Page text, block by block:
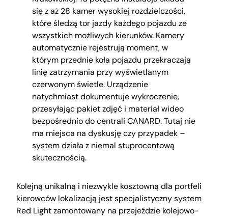
się z aż 28 kamer wysokiej rozdzielczości,
które śledzą tor jazdy każdego pojazdu ze
wszystkich możliwych kierunków. Kamery
automatycznie rejestrują moment, w
którym przednie koła pojazdu przekraczają
linię zatrzymania przy wyświetlanym
czerwonym świetle. Urządzenie
natychmiast dokumentuje wykroczenie,
przesyłając pakiet zdjęć i materiał wideo
bezpośrednio do centrali CANARD. Tutaj nie
ma miejsca na dyskusję czy przypadek –
system działa z niemal stuprocentową
skutecznością.
Kolejną unikalną i niezwykle kosztowną dla portfeli
kierowców lokalizacją jest specjalistyczny system
Red Light zamontowany na przejeździe kolejowo-